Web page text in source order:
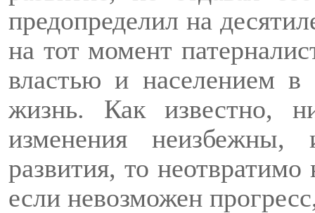
предопределил на
на тот момент
властью и населением
жизнь. Как известно,
изменения неизбежны,
развития, то
если невозможен